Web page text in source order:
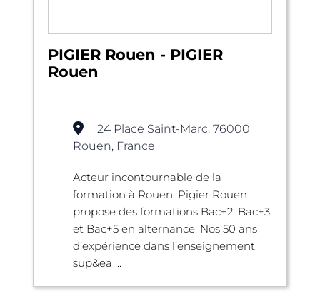
PIGIER Rouen - PIGIER
Rouen
24 Place Saint-Marc, 76000
Rouen, France
Acteur incontournable de la
formation à Rouen, Pigier Rouen
propose des formations Bac+2, Bac+3
et Bac+5 en alternance. Nos 50 ans
d’expérience dans l’enseignement
sup&ea ...